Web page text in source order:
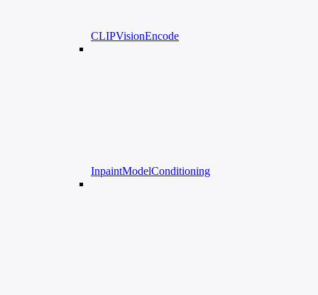
CLIPVisionEncode
InpaintModelConditioning